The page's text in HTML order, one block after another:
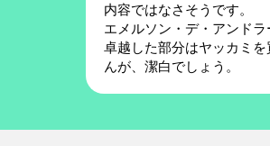
内容ではなさそうです。
エメルソン・デ・アンド
卓越した部分はヤッカミ
んが、潔白でしょう。